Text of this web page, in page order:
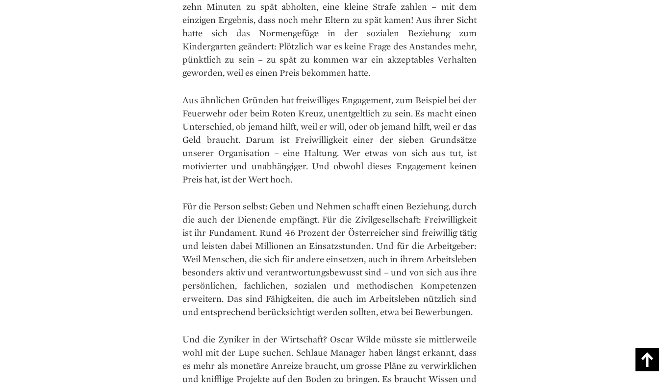
zehn Minuten zu spät abholten, eine kleine Strafe zahlen – mit dem
einzigen Ergebnis, dass noch mehr Eltern zu spät kamen! Aus ihrer Sicht
hatte sich das Normengefüge in der sozialen Beziehung zum
Kindergarten geändert: Plötzlich war es keine Frage des Anstandes mehr,
pünktlich zu sein – zu spät zu kommen war ein akzeptables Verhalten
geworden, weil es einen Preis bekommen hatte.
Aus ähnlichen Gründen hat freiwilliges Engagement, zum Beispiel bei der
Feuerwehr oder beim Roten Kreuz, unentgeltlich zu sein. Es macht einen
Unterschied, ob jemand hilft, weil er will, oder ob jemand hilft, weil er das
Geld braucht. Darum ist Freiwilligkeit einer der sieben Grundsätze
unserer Organisation – eine Haltung. Wer etwas von sich aus tut, ist
motivierter und unabhängiger. Und obwohl dieses Engagement keinen
Preis hat, ist der Wert hoch.
Für die Person selbst: Geben und Nehmen schafft einen Beziehung, durch
die auch der Dienende empfängt. Für die Zivilgesellschaft: Freiwilligkeit
ist ihr Fundament. Rund 46 Prozent der Österreicher sind freiwillig tätig
und leisten dabei Millionen an Einsatzstunden. Und für die Arbeitgeber:
Weil Menschen, die sich für andere einsetzen, auch in ihrem Arbeitsleben
besonders aktiv und verantwortungsbewusst sind – und von sich aus ihre
persönlichen, fachlichen, sozialen und methodischen Kompetenzen
erweitern. Das sind Fähigkeiten, die auch im Arbeitsleben nützlich sind
und entsprechend berücksichtigt werden sollten, etwa bei Bewerbungen.
Und die Zyniker in der Wirtschaft? Oscar Wilde müsste sie mittlerweile
wohl mit der Lupe suchen. Schlaue Manager haben längst erkannt, dass
es mehr als monetäre Anreize braucht, um grosse Pläne zu verwirklichen
und knifflige Projekte auf den Boden zu bringen. Es braucht Wissen und